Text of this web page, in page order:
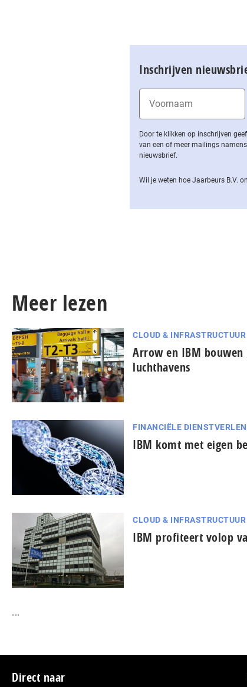
Inschrijven
Door te klikken op inschrijven
van een of meer mailings
nieuwsbrief.
Wil je weten hoe Jaarbeurs B.V.
Meer lezen
CLOUD & INFRASTRUCTUUR
Arrow en IBM
luchthavens
FINANCIËLE
IBM komt met eigen
CLOUD & INFRASTRUCTUUR
IBM profiteert volop
...
Direct naar